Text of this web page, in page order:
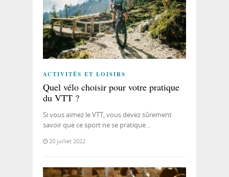
ACTIVITÉS ET LOISIRS
Quel vélo choisir pour votre pratique
du VTT ?
Si vous aimez le VTT, vous devez sûrement
savoir que ce sport ne se pratique…
20 juillet 2022